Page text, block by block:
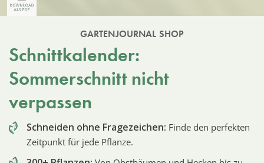
GARTENJOURNAL SHOP
Schnittkalender:
Sommerschnitt nicht
verpassen
Schneiden ohne Fragezeichen: Finde den perfekten
Zeitpunkt für jede Pflanze.